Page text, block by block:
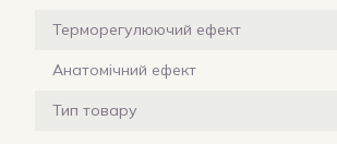
Терморегулюючий ефект
Анатомічний ефект
Тип товару